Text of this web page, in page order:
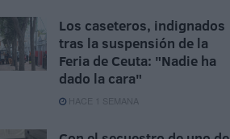
Los caseteros, indignados
tras la suspensión de la
Feria de Ceuta: "Nadie ha
dado la cara"
HACE 1 SEMANA